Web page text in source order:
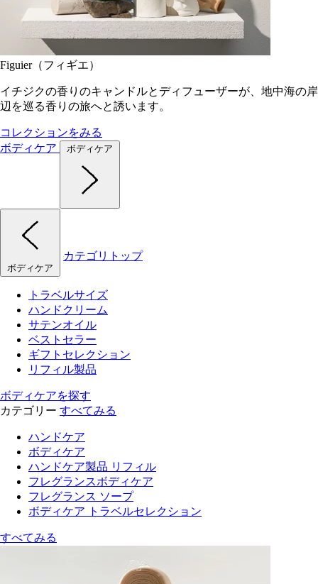
Figuier（フィギエ）
イチジクの香りのキャンドルとディフューザーが、地中海の岸
辺を巡る香りの旅へと誘います。
コレクションをみる
ボディケア
ボディケア
ボディケア
カテゴリトップ
トラベルサイズ
ハンドクリーム
サテンオイル
ベストセラー
ギフトセレクション
リフィル製品
ボディケアを探す
カテゴリー すべてみる
ハンドケア
ボディケア
ハンドケア製品 リフィル
フレグランスボディケア
フレグランス ソープ
ボディケア トラベルセレクション
すべてみる